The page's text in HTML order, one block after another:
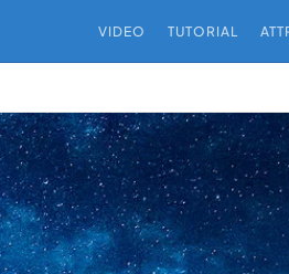
VIDEO TUTORIAL